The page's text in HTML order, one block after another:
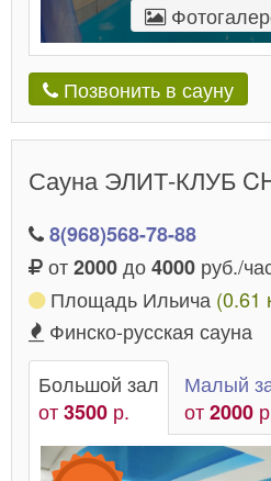
Позвонить в сауну
Сауна ЭЛИТ-КЛУБ
8(968)568-78-88
от2000до4000 руб./
Площадь Ильича (0.61
Финско-русская сауна
Большой зал
от3500 р.
Малый
от2000